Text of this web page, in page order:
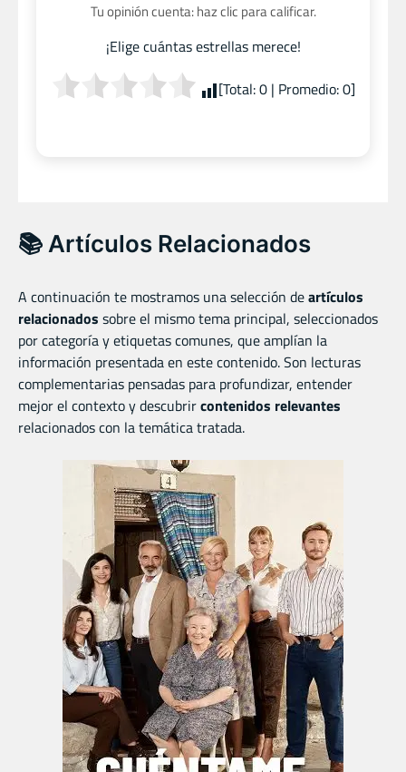
Tu opinión cuenta: haz clic para calificar.
¡Elige cuántas estrellas merece!
[Total:0| Promedio:0]
📚 Artículos Relacionados
A continuación te mostramos una selección deartículos
relacionados sobre el mismo tema principal, seleccionados
por categoría y etiquetas comunes, que amplían la
información presentada en este contenido. Son lecturas
complementarias pensadas para profundizar, entender
mejor el contexto y descubrircontenidos relevantes
relacionados con la temática tratada.